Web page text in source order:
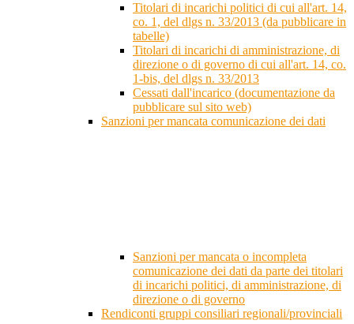
Titolari di incarichi politici di cui all'art. 14,
co. 1, del dlgs n. 33/2013 (da pubblicare in
tabelle)
Titolari di incarichi di amministrazione, di
direzione o di governo di cui all'art. 14, co.
1-bis, del dlgs n. 33/2013
Cessati dall'incarico (documentazione da
pubblicare sul sito web)
Sanzioni per mancata comunicazione dei dati
Sanzioni per mancata o incompleta
comunicazione dei dati da parte dei titolari
di incarichi politici, di amministrazione, di
direzione o di governo
Rendiconti gruppi consiliari regionali/provinciali